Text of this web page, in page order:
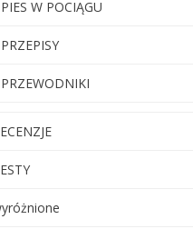
PIES W POCIĄGU
PRZEPISY
PRZEWODNIKI